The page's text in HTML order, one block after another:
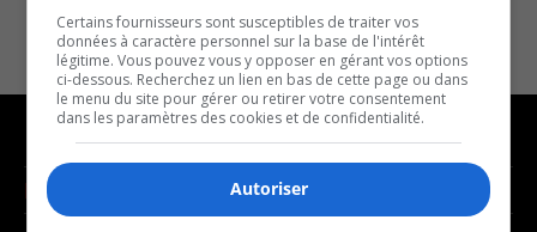
NOUVELLES MUSIQUE
Certains fournisseurs sont susceptibles de traiter vos
données à caractère personnel sur la base de l'intérêt
légitime. Vous pouvez vous y opposer en gérant vos options
ci-dessous. Recherchez un lien en bas de cette page ou dans
le menu du site pour gérer ou retirer votre consentement
dans les paramètres des cookies et de confidentialité.
Autoriser